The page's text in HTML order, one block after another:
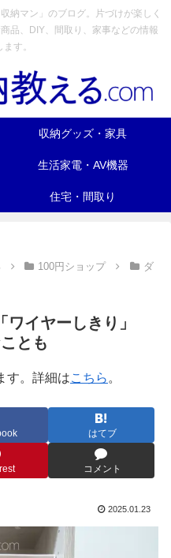
納マン」のブログ。片づけが楽しく
品、DIY、間取り、家事などの情報
す。
収納グッズ・家具
生活家電・AV機器
住宅・間取り
100円ショップ
ダ
イヤーしきり」
とも
す。詳細はこちら 。
はてブ
コメント
2025.01.23